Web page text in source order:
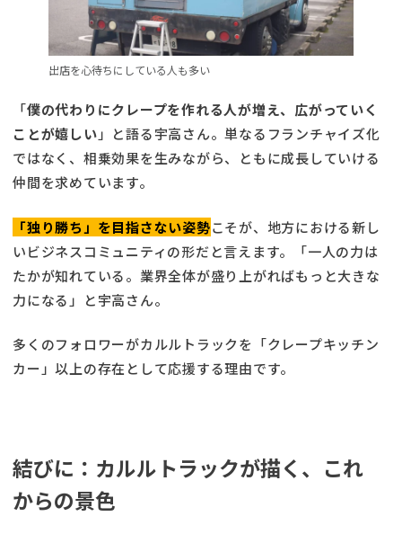
出店を心待ちにしている人も多い
「僕の代わりにクレープを作れる人が増え、広がっていく
ことが嬉しい」と語る宇高さん。単なるフランチャイズ化
ではなく、相乗効果を生みながら、ともに成長していける
仲間を求めています。
「独り勝ち」を目指さない姿勢こそが、地方における新し
いビジネスコミュニティの形だと言えます。「一人の力は
たかが知れている。業界全体が盛り上がればもっと大きな
力になる」と宇高さん。
多くのフォロワーがカルルトラックを「クレープキッチン
カー」以上の存在として応援する理由です。
結びに：カルルトラックが描く、これ
からの景色